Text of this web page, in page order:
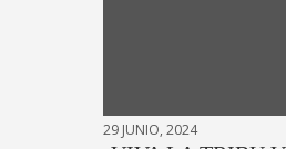
29 JUNIO, 2024